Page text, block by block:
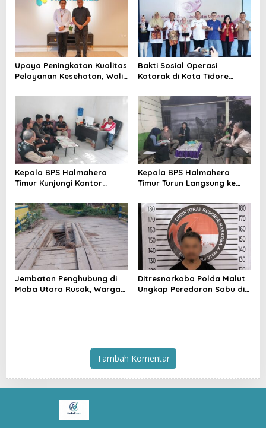
o
s
Upaya Peningkatan Kualitas
Pelayanan Kesehatan, Wali
Audiensi dengan Menkes RI
Bakti Sosial Operasi
Katarak di Kota Tidore
Berlangsung
Kepala BPS Halmahera
Timur Kunjungi Kantor
Percepat Pencacahan
SE2026
Kepala BPS Halmahera
Timur Turun Langsung ke
Pendataan Sensus Ekonomi
2026
Jembatan Penghubung di
Maba Utara Rusak, Warga
Ditresnarkoba Polda Malut
Ungkap Peredaran Sabu di
Tambah Komentar